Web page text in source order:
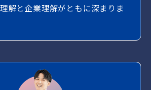
解と企業理解がともに深まりま